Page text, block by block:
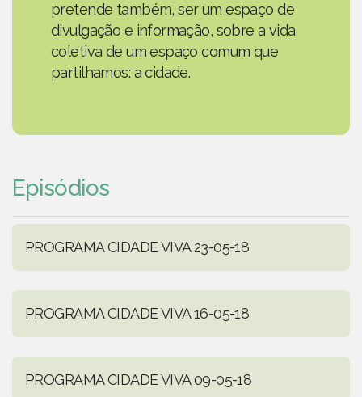
pretende também, ser um espaço de
divulgação e informação, sobre a vida
coletiva de um espaço comum que
partilhamos: a cidade.
Episódios
PROGRAMA CIDADE VIVA 23-05-18
PROGRAMA CIDADE VIVA 16-05-18
PROGRAMA CIDADE VIVA 09-05-18